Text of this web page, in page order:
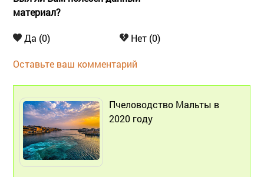
материал?
Да (0) Нет (0)
Оставьте ваш комментарий
Пчеловодство Мальты в
2020 году